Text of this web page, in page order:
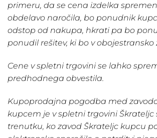
primeru, da se cena izdelka
obdelavo naročila, bo ponudnik
odstop od nakupa, hkrati pa bo
ponudil rešitev, ki bo v obojestransko
Cene v spletni trgovini se lahko
predhodnega obvestila.
Kupoprodajna pogodba med
kupcem je v spletni trgovini Škrateljc
trenutku, ko zavod Škrateljc kupcu